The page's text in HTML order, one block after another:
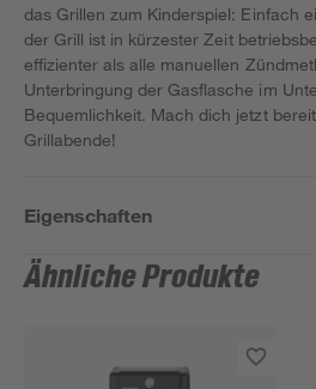
das Grillen zum Kinderspiel: Einfach
der Grill ist in kürzester Zeit
effizienter als alle manuellen
Unterbringung der Gasflasche im
Bequemlichkeit. Mach dich jetzt
Grillabende!
Eigenschaften
Ähnliche Produkte